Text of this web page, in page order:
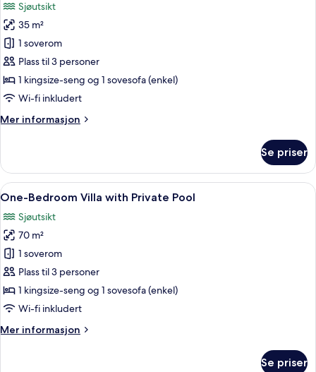
and
Shared
Pool
bildene
av
Open
Plan
Suite
Sea
Private
Sjøutsikt
35 m²
1 soverom
Plass til 3 personer
1 kingsize-seng og 1 sovesofa (enkel)
Wi-fi inkludert
Mer informasjon
Mer
Plan
Suite
Sea
Private
Pool
Se priser
Åpne
alle
bildene
av
One-
Bedroom
Villa
with
Pool
One-Bedroom Villa with Private
16
One-Bedroom Villa with Private Pool
Sjøutsikt
70 m²
1 soverom
Plass til 3 personer
1 kingsize-seng og 1 sovesofa (enkel)
Wi-fi inkludert
Mer informasjon
Mer
Se priser